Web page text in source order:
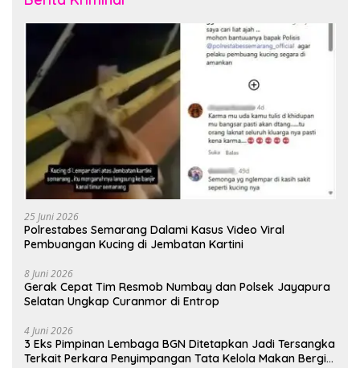
25 Juni 2026
Polrestabes Semarang Dalami Kasus Video Viral
Pembuangan Kucing di Jembatan Kartini
8 Juni 2026
Gerak Cepat Tim Resmob Numbay dan Polsek Jayapura
Selatan Ungkap Curanmor di Entrop
4 Juni 2026
3 Eks Pimpinan Lembaga BGN Ditetapkan Jadi Tersangka
Terkait Perkara Penyimpangan Tata Kelola Makan Bergizi